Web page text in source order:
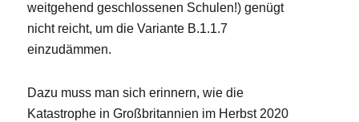
weitgehend geschlossenen Schulen!) genügt
nicht reicht, um die Variante B.1.1.7
einzudämmen.
Dazu muss man sich erinnern, wie die
Katastrophe in Großbritannien im Herbst 2020